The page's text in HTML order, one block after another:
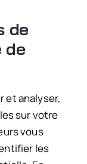
de
de
et analyser,
sur votre
vous
les